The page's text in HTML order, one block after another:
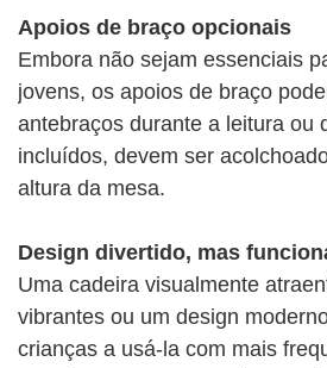
Apoios de braço opcionais
Embora não sejam essenciais
jovens, os apoios de braço
antebraços durante a leitura ou
incluídos, devem ser
altura da mesa.
Design divertido, mas
Uma cadeira visualmente
vibrantes ou um design
crianças a usá-la com mais